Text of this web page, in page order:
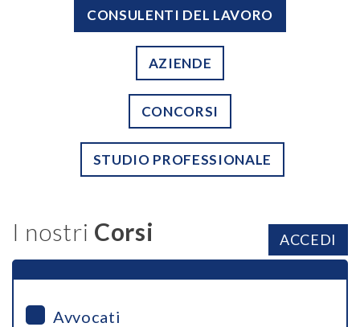
CONSULENTI DEL LAVORO
AZIENDE
CONCORSI
STUDIO PROFESSIONALE
I nostri Corsi ACCEDI
Avvocati